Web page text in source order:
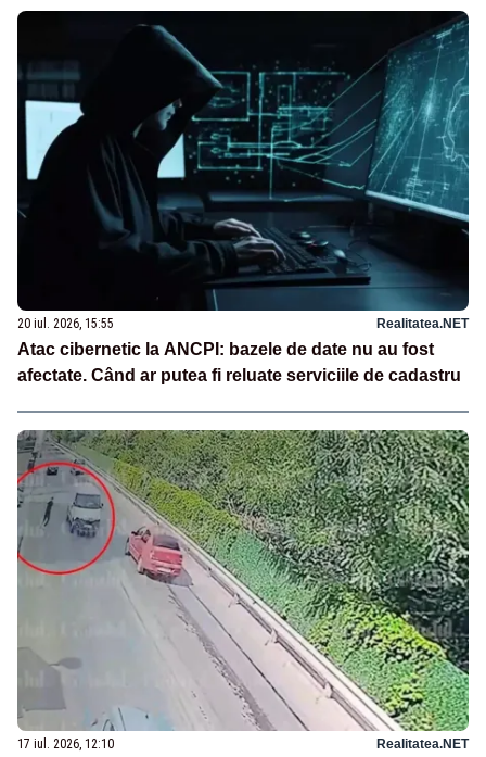
20 iul. 2026, 15:55 Realitatea.NET
Atac cibernetic la ANCPI: bazele de date nu au fost
afectate. Când ar putea fi reluate serviciile de cadastru
17 iul. 2026, 12:10 Realitatea.NET